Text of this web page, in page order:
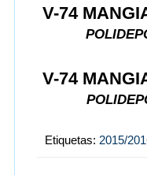
V-74
V-74
Etiquetas: 2015/